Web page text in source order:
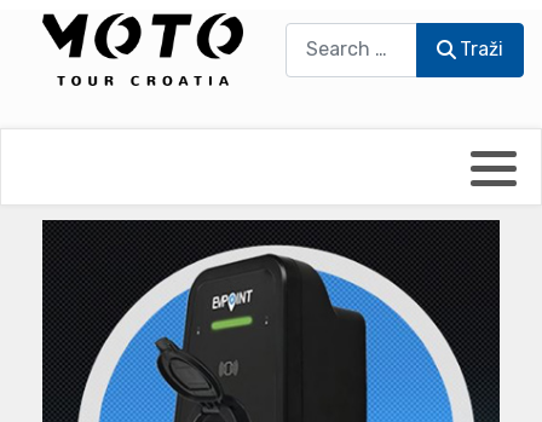
Traži
UmPaDrum
Moto servisi
Impressum
Damir Žerić - ELPASSO
Dario Dinter - Moto TOZ
Igor Kreč - UmPaDrum